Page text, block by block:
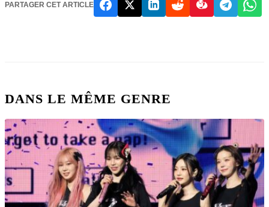
PARTAGER CET ARTICLE
DANS LE MÊME GENRE